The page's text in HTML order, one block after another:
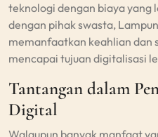
teknologi dengan biaya
dengan pihak swasta,
memanfaatkan keahlian dan
mencapai tujuan digitalisasi
Tantangan dalam
Digital
Walaupun banyak manfaat